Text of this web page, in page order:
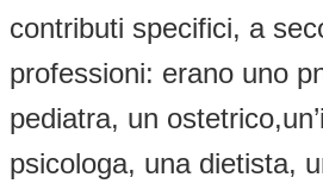
contributi specifici, a
professioni: erano uno
pediatra, un
psicologa, una dietista,